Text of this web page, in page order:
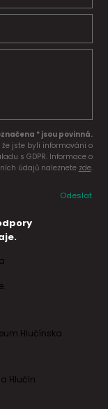
* jsou povinná.
jste byli informováni o
s GDPR. Informace o
údajů naleznete zde.
Odeslat